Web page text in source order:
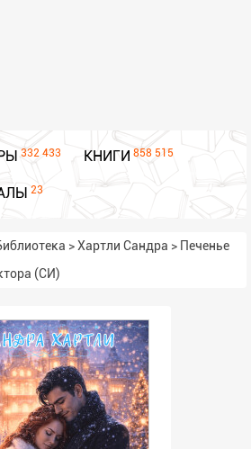
332 433 КНИГИ 858 515
23
>Хартли Сандра > Печенье
(СИ)